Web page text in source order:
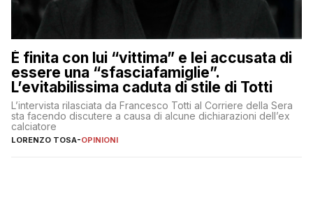
È finita con lui “vittima” e lei accusata di
essere una “sfasciafamiglie”.
L’evitabilissima caduta di stile di Totti
L’intervista rilasciata da Francesco Totti al Corriere della Sera
sta facendo discutere a causa di alcune dichiarazioni dell’ex
calciatore
LORENZO TOSA-OPINIONI